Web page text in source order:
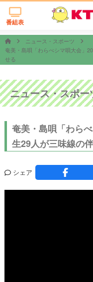
番組表
ニュース・スポーツ
奄美・島唄「わらべシマ唄大会」
せる
ニュース・スポー
奄美・島唄「わら
生29人が三味線の
シェア